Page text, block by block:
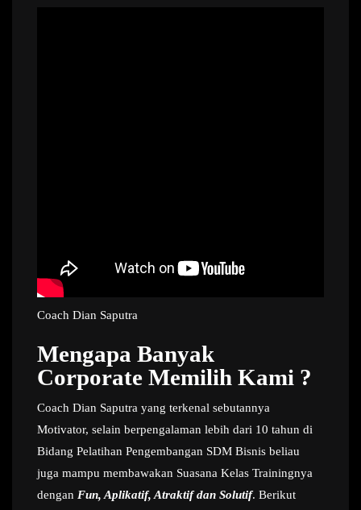
Coach Dian Saputra
Mengapa Banyak
Corporate Memilih Kami ?
Coach Dian Saputra yang terkenal sebutannya
Motivator, selain berpengalaman lebih dari 10 tahun di
Bidang Pelatihan Pengembangan SDM Bisnis beliau
juga mampu membawakan Suasana Kelas Trainingnya
dengan Fun, Aplikatif, Atraktif dan Solutif. Berikut